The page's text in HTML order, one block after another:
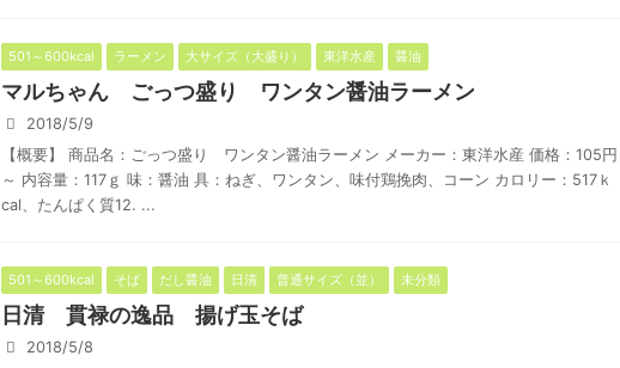
501～600kcal ラーメン 大サイズ（大盛り） 東洋水産 醤油
マルちゃん ごっつ盛り ワンタン醤油ラーメン
2018/5/9
【概要】 商品名：ごっつ盛り ワンタン醤油ラーメン メーカー：東洋水産 価格：105円
～ 内容量：117ｇ 味：醤油 具：ねぎ、ワンタン、味付鶏挽肉、コーン カロリー：517ｋ
cal、たんぱく質12. ...
501～600kcal そば だし醤油 日清 普通サイズ（並） 未分類
日清 貫禄の逸品 揚げ玉そば
2018/5/8